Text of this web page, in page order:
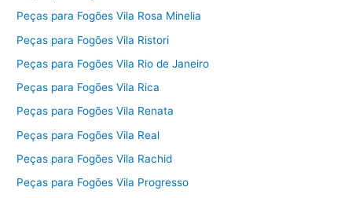
Peças para Fogões Vila Rosa Minelia
Peças para Fogões Vila Ristori
Peças para Fogões Vila Rio de Janeiro
Peças para Fogões Vila Rica
Peças para Fogões Vila Renata
Peças para Fogões Vila Real
Peças para Fogões Vila Rachid
Peças para Fogões Vila Progresso